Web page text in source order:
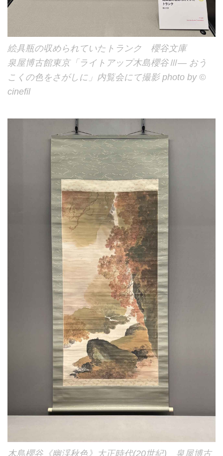
絵具瓶の収められていたトランク 櫻谷文庫
泉屋博古館東京「ライトアップ木島櫻谷Ⅲ― おう
こくの色をさがしに」内覧会にて撮影 photo by ©
cinefil
木島櫻谷《幽渓秋色》大正時代(20世紀) 泉屋博古